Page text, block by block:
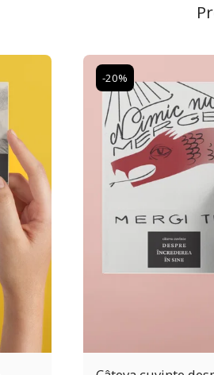
-20%